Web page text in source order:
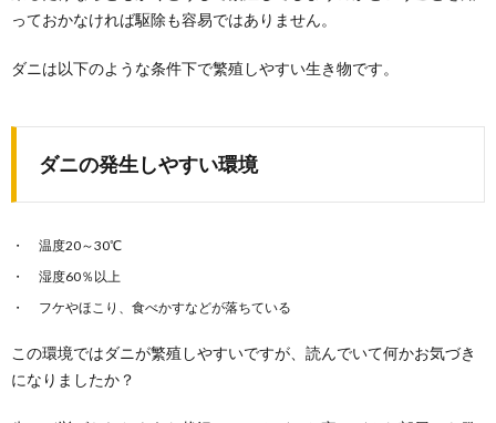
ダニの退治方法。まずは布団を清潔に保っ
て。
便器の黄ばみの原因を理解して、効果のあ
る方法で落としましょう
書類の整理術を身につけ仕事をスムーズ
に。できるオトコの整理術
っておかなければ駆除も容易ではありません。
ダニは以下のような条件下で繁殖しやすい生き物です。
ダニの発生しやすい環境
温度20～30℃
湿度60％以上
フケやほこり、食べかすなどが落ちている
この環境ではダニが繁殖しやすいですが、読んでいて何かお気づき
になりましたか？